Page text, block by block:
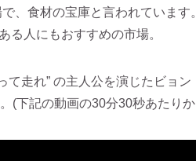
、食材の宝庫と言われています。
る人にもおすすめの市場。
て走れ” の主人公を演じたビョ
(下記の動画の30分30秒あたり